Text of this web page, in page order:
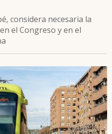
considera necesaria la
el Congreso y en el